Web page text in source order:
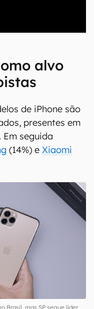
alvo
de iPhone são
presentes em
seguida
(14%) e Xiaomi
Brasil, mas SP segue líder